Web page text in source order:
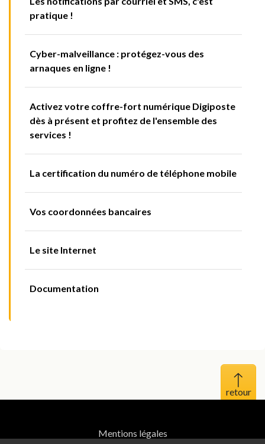
pratique !
Cyber-malveillance : protégez-vous des
arnaques en ligne !
Activez votre coffre-fort numérique Digiposte
dès à présent et profitez de l'ensemble des
services !
La certification du numéro de téléphone mobile
Vos coordonnées bancaires
Le site Internet
Documentation
Haut
Mentions légales